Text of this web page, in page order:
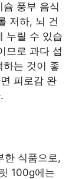
풍부 음식
저하, 뇌 건
누릴 수 있습
므로 과다 섭
하는 것이 좋
피로감 완
한 식품으로,
100g에는